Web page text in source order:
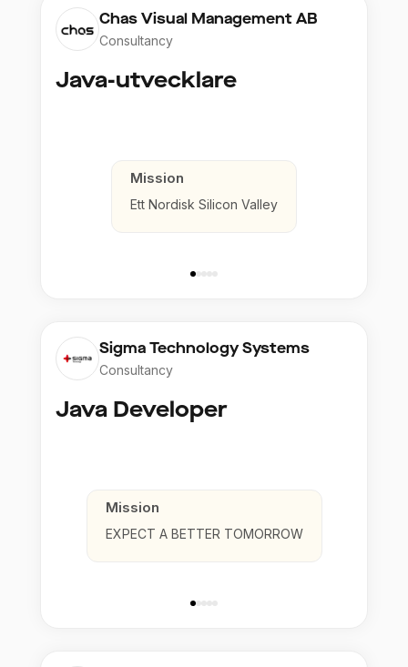
Chas Visual Management AB
Consultancy
Java-utvecklare
Mission
Ett Nordisk Silicon Valley
Sigma Technology Systems
Consultancy
Java Developer
Mission
EXPECT A BETTER TOMORROW